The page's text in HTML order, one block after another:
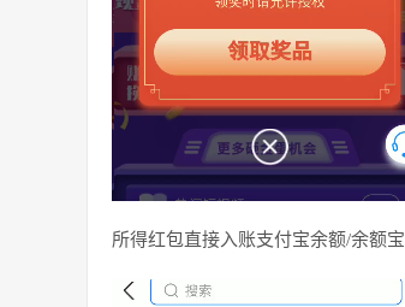
所得红包直接入账支付宝余额/余额宝